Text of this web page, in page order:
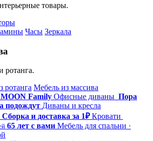
товары.
Часы Зеркала
ротанга.
ротанга Мебель из массива
Family Офисные диваны Пора
подождут Диваны и кресла
Сборка и доставка за 1₽ Кровати
65 лет с вами Мебель для спальни ·